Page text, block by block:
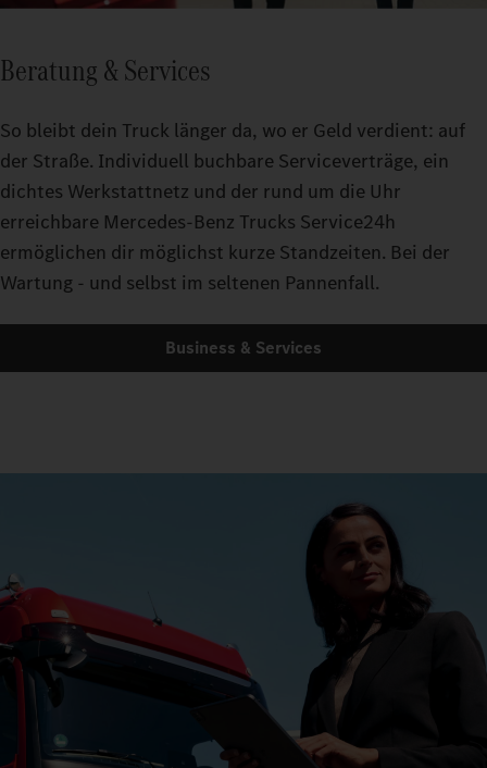
Beratung & Services
So bleibt dein Truck länger da, wo er Geld verdient: auf
der Straße. Individuell buchbare Serviceverträge, ein
dichtes Werkstattnetz und der rund um die Uhr
erreichbare Mercedes-Benz Trucks Service24h
ermöglichen dir möglichst kurze Standzeiten. Bei der
Wartung - und selbst im seltenen Pannenfall.
Business & Services